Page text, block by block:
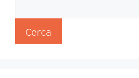
Cerca